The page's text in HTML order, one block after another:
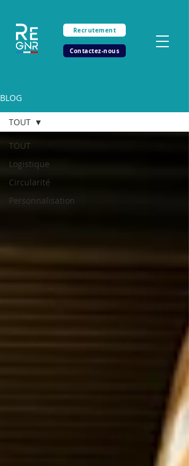
Recrutement
Contactez-nous
BLOG
TOUT
Logistique
Circularité
Personnalisation
TOUT